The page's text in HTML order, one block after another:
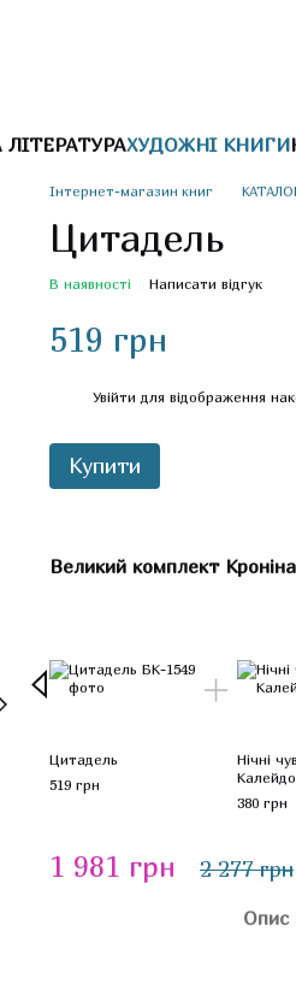
ХУДОЖНІ КНИГИ
Інтернет-магазин книг
Цитадель
В наявності Написати відгук
519 грн
Увійти для відображення
Купити
Великий комплект
Цитадель
519 грн
Нічні
380 грн
1 981 грн 2 277 грн
Опис